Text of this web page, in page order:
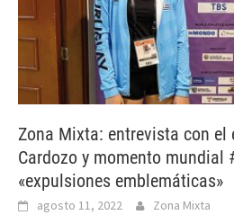
Zona Mixta: entrevista con el
Cardozo y momento mundial
«expulsiones emblemáticas»
agosto 11, 2022 Zona Mixta